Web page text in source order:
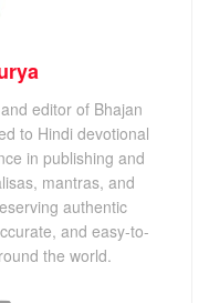
editor of Bhajan
to Hindi devotional
in publishing and
mantras, and
authentic
and easy-to-
the world.